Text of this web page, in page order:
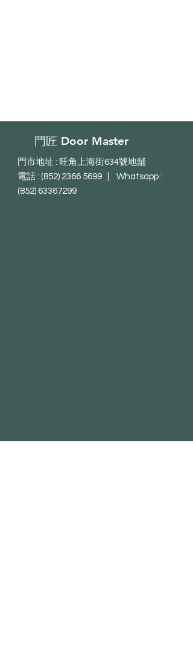
門匠 Door Master
門市地址 : 旺角上海街634號地舖
電話 : (852) 2366 5699 | Whatsapp :
(852) 63367299